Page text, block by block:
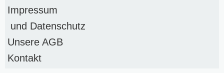
Impressum
und Datenschutz
Unsere AGB
Kontakt